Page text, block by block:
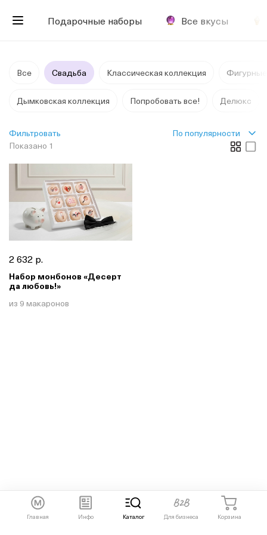
Подарочные наборы Все вкусы
Все Свадьба Классическая коллекция
Дымковская коллекция Попробовать все! Делюкс
Показано 1
Фильтровать По популярности
2 632 р.
Набор монбонов «Десерт
да любовь!»
из 9 макаронов
Главная Инфо Каталог Для бизнеса Корзина